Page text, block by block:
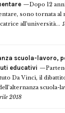
Dopo 12
sono tornata al
all’università...
scuola-lavoro,
educativi
Da Vinci, il
scuola-
2018